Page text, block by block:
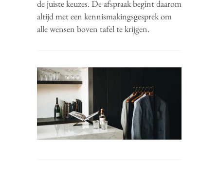
de juiste keuzes. De afspraak begint daarom
altijd met een kennismakingsgesprek om
alle wensen boven tafel te krijgen.